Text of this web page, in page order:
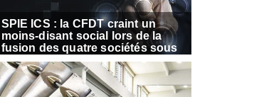
SPIE ICS : la CFDT craint un
moins-disant social lors de la
fusion des quatre sociétés sous
le même nom